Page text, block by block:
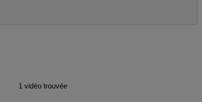
1 vidéo trouvée